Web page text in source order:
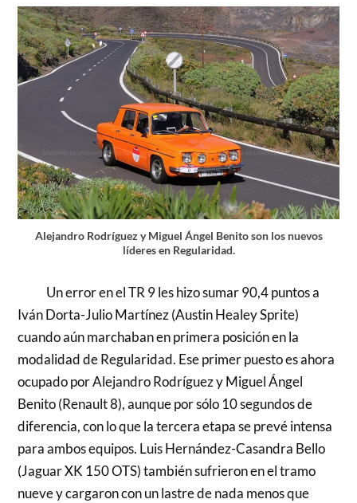
Alejandro Rodríguez y Miguel Ángel Benito son los nuevos
líderes en Regularidad.
Un error en el TR 9 les hizo sumar 90,4 puntos a
Iván Dorta-Julio Martínez (Austin Healey Sprite)
cuando aún marchaban en primera posición en la
modalidad de Regularidad. Ese primer puesto es ahora
ocupado por Alejandro Rodríguez y Miguel Ángel
Benito (Renault 8), aunque por sólo 10 segundos de
diferencia, con lo que la tercera etapa se prevé intensa
para ambos equipos. Luis Hernández-Casandra Bello
(Jaguar XK 150 OTS) también sufrieron en el tramo
nueve y cargaron con un lastre de nada menos que